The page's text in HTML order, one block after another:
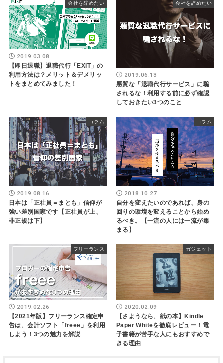
会社を辞めたい
2019.03.08
【即日退職】退職代行「EXIT」の
利用方法は？メリット＆デメリッ
トをまとめてみました！
会社を辞めたい
2019.06.13
悪質な「退職代行サービス」に騙
されるな！利用する前に必ず確認
しておきたい3つのこと
コラム
2019.08.16
日本は「正社員＝まとも」信仰が
強い差別国家です【正社員が上、
非正規は下】
コラム
2018.10.27
自分を変えたいのであれば、身の
回りの環境を変えることから始め
るべき。【一流の人には一流が集
まる】
フリーランス
2019.02.26
【2021年版】フリーランス確定申
告は、会計ソフト「freee」を利用
しよう！3つの魅力を解説
ガジェット
2020.02.09
【さようなら、紙の本】Kindle
Paper Whiteを徹底レビュー！電
子書籍が苦手な人にもおすすめで
きる理由